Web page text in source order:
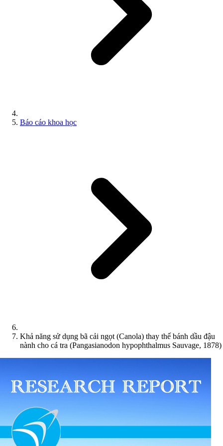
Báo cáo khoa học
Khả năng sử dụng bã cải ngọt (Canola) thay thế bánh dầu đậu
nành cho cá tra (Pangasianodon hypophthalmus Sauvage, 1878)